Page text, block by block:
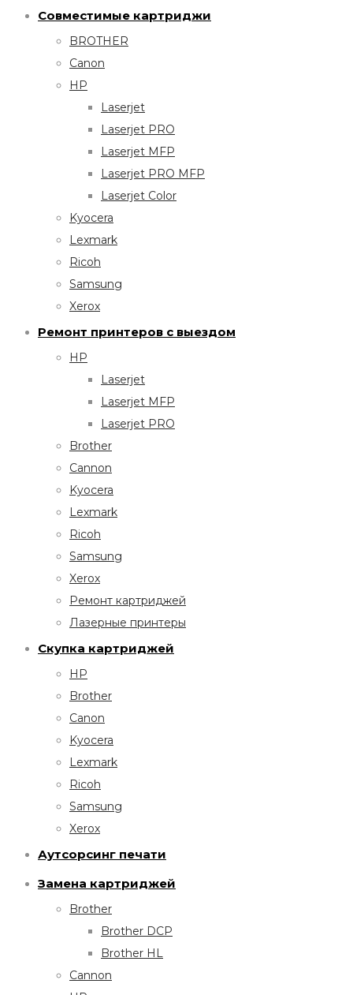
Совместимые картриджи
BROTHER
Canon
HP
Laserjet
Laserjet PRO
Laserjet MFP
Laserjet PRO MFP
Laserjet Color
Kyocera
Lexmark
Ricoh
Samsung
Xerox
Ремонт принтеров с выездом
HP
Laserjet
Laserjet MFP
Laserjet PRO
Brother
Cannon
Kyocera
Lexmark
Ricoh
Samsung
Xerox
Ремонт картриджей
Лазерные принтеры
Скупка картриджей
HP
Brother
Canon
Kyocera
Lexmark
Ricoh
Samsung
Xerox
Аутсорсинг печати
Замена картриджей
Brother
Brother DCP
Brother HL
Cannon